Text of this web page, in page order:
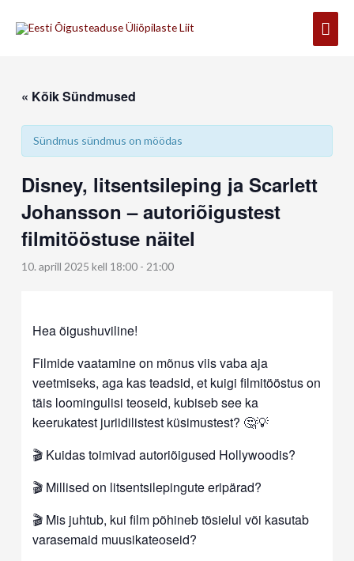
« Kõik Sündmused
Sündmus sündmus on möödas
Disney, litsentsileping ja Scarlett
Johansson – autoriõigustest
filmitööstuse näitel
10. aprill 2025 kell 18:00 -21:00
Hea õigushuviline!
Filmide vaatamine on mõnus viis vaba aja
veetmiseks, aga kas teadsid, et kuigi filmitööstus on
täis loomingulisi teoseid, kubiseb see ka
keerukatest juriidilistest küsimustest? 🤔💡
🎬 Kuidas toimivad autoriõigused Hollywoodis?
🎬 Millised on litsentsilepingute eripärad?
🎬 Mis juhtub, kui film põhineb tõsielul või kasutab
varasemaid muusikateoseid?